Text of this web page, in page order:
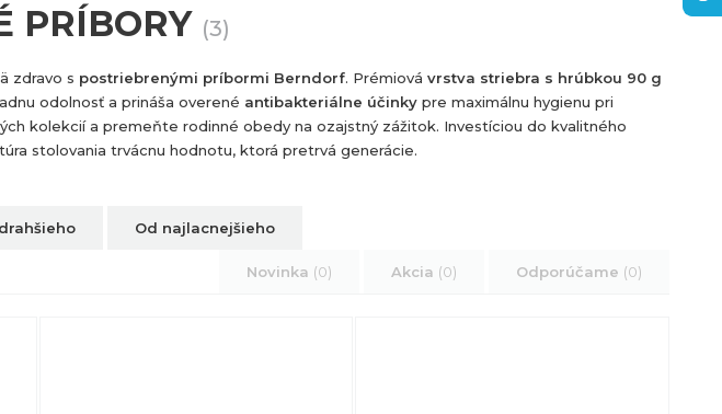
PRÍBORY (3)
zdravo s postriebrenými príbormi Berndorf. Prémiovávrstva striebra s hrúbkou 90 g
odolnosť a prináša overené antibakteriálne účinky pre maximálnu hygienu pri
kolekcií a premeňte rodinné obedy na ozajstný zážitok. Investíciou do kvalitného
stolovania trvácnu hodnotu, ktorá pretrvá generácie.
Od najlacnejšieho
Novinka (0) Akcia (0) Odporúčame (0)